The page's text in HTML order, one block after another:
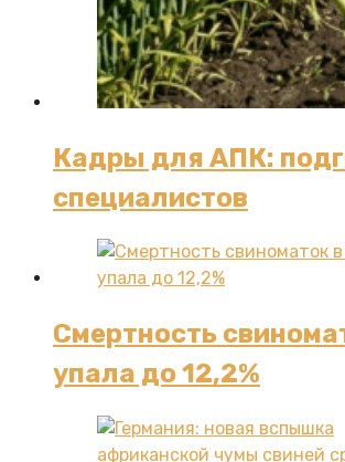
Кадры для АПК:
специалистов
Смертность
упала до 12,2%